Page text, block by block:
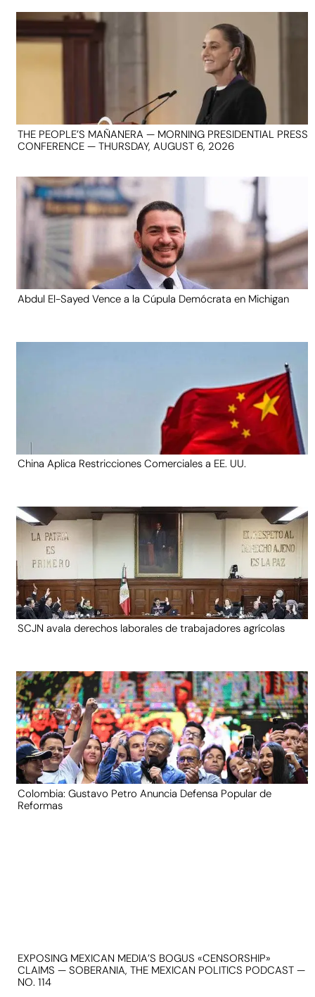
THE PEOPLE’S MAÑANERA — MORNING PRESIDENTIAL PRESS
CONFERENCE — THURSDAY, AUGUST 6, 2026
Abdul El-Sayed Vence a la Cúpula Demócrata en Michigan
China Aplica Restricciones Comerciales a EE. UU.
SCJN avala derechos laborales de trabajadores agrícolas
Colombia: Gustavo Petro Anuncia Defensa Popular de
Reformas
EXPOSING MEXICAN MEDIA’S BOGUS «CENSORSHIP»
CLAIMS — SOBERANIA, THE MEXICAN POLITICS PODCAST —
NO. 114